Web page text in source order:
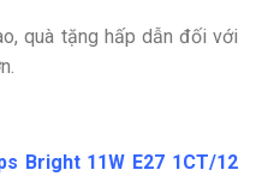
quà tặng hấp dẫn đối với
Bright 11W E27 1CT/12